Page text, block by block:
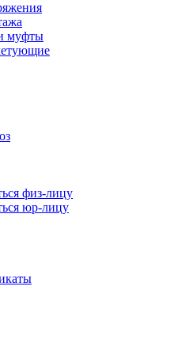
муфты
физ-лицу
юр-лицу